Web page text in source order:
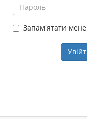
Запам'ятати мене